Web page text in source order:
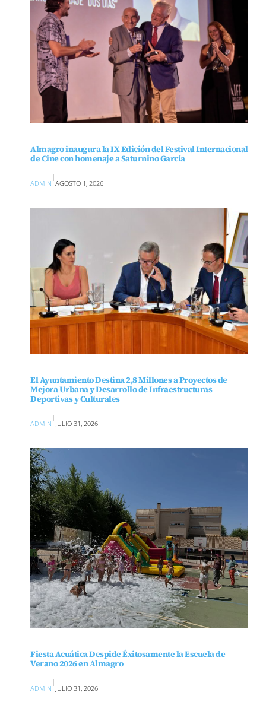
Almagro inaugura la IX Edición del Festival Internacional
de Cine con homenaje a Saturnino García
ADMIN
|
AGOSTO 1, 2026
El Ayuntamiento Destina 2,8 Millones a Proyectos de
Mejora Urbana y Desarrollo de Infraestructuras
Deportivas y Culturales
ADMIN
|
JULIO 31, 2026
Fiesta Acuática Despide Éxitosamente la Escuela de
Verano 2026 en Almagro
ADMIN
|
JULIO 31, 2026